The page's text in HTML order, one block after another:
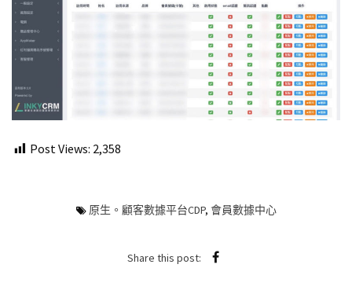
Post Views: 2,358
原生。顧客數據平台CDP, 會員數據中心
Share this post: